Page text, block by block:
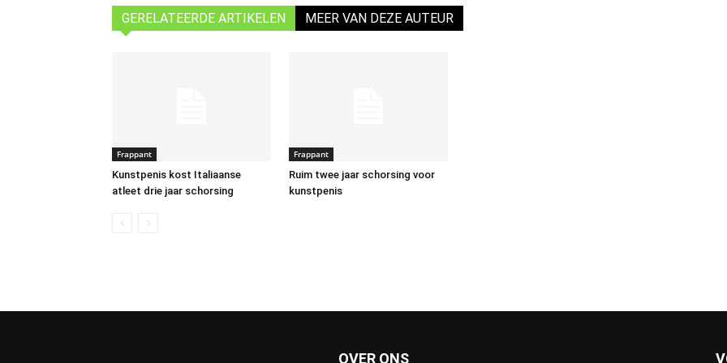
GERELATEERDE ARTIKELEN MEER VAN DEZE AUTEUR
Frappant
Kunstpenis kost Italiaanse
atleet drie jaar schorsing
Frappant
Ruim twee jaar schorsing voor
kunstpenis
OVER ONS